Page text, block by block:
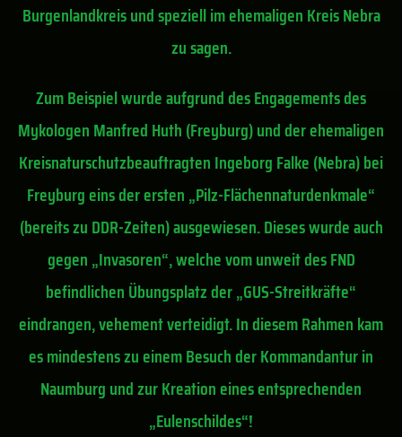
Burgenlandkreis und speziell im ehemaligen Kreis Nebra
zu sagen.
Zum Beispiel wurde aufgrund des Engagements des
Mykologen Manfred Huth (Freyburg) und der ehemaligen
Kreisnaturschutzbeauftragten Ingeborg Falke (Nebra) bei
Freyburg eins der ersten „Pilz-Flächennaturdenkmale“
(bereits zu DDR-Zeiten) ausgewiesen. Dieses wurde auch
gegen „Invasoren“, welche vom unweit des FND
befindlichen Übungsplatz der „GUS-Streitkräfte“
eindrangen, vehement verteidigt. In diesem Rahmen kam
es mindestens zu einem Besuch der Kommandantur in
Naumburg und zur Kreation eines entsprechenden
„Eulenschildes“!